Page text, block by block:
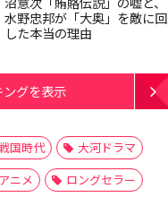
水野忠邦が「大奥」を敵に回
した本当の理由
ングを表示
国時代
大河ドラマ
アニメ
ロングセラー